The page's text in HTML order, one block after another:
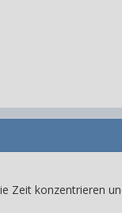
Zeit konzentrieren